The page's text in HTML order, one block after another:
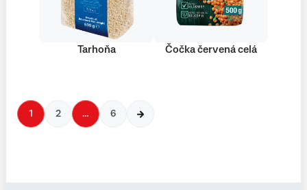
Tarhoňa Čočka červená celá
1 2 … 6